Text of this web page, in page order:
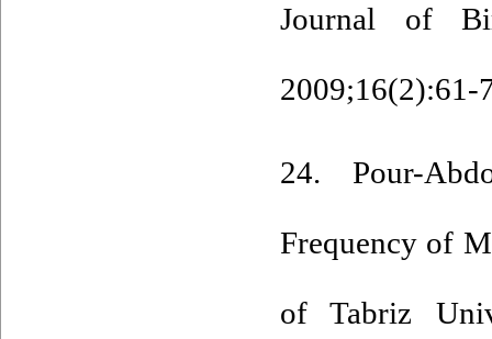
Journal of
2009;16(2):61-
24. Pour-
Frequency of
of Tabriz